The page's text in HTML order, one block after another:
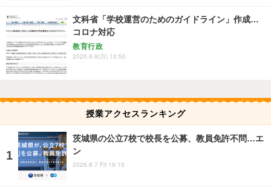
文科省「学校運営のためのガイドライン」作成…
コロナ対応
教育行政
2020.6.8(月) 10:50
授業アクセスランキング
茨城県の公立7校で校長を公募、教員免許不問…エ
ン
2026.8.7 Fri 19:15